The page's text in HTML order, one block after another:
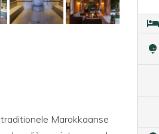
Marokkaanse